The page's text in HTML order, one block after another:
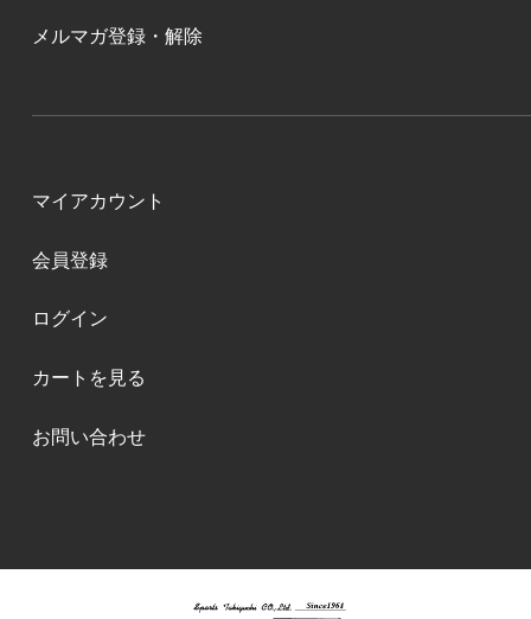
メルマガ登録・解除
マイアカウント
会員登録
ログイン
カートを見る
お問い合わせ